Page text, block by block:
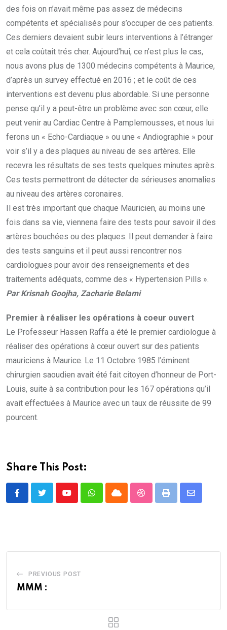
des fois on n’avait même pas assez de médecins
compétents et spécialisés pour s’occuper de ces patients.
Ces derniers devaient subir leurs interventions à l’étranger
et cela coûtait trés cher. Aujourd’hui, ce n’est plus le cas,
nous avons plus de 1300 médecins compétents à Maurice,
d’après un survey effectué en 2016 ; et le coût de ces
interventions est devenu plus abordable. Si une personne
pense qu’il y a peut-être un problème avec son cœur, elle
peut venir au Cardiac Centre à Pamplemousses, et nous lui
ferons un « Echo-Cardiaque » ou une « Andiographie » pour
voir s’il y a des plaques au niveau de ses artères. Elle
recevra les résultats de ses tests quelques minutes après.
Ces tests permettront de détecter de sérieuses anomalies
au niveau des artères coronaires.
Il est très important que chaque Mauricien, au moins une
fois dans sa vie, viennena faire des tests pour savoir il des
artères bouchées ou des plaques. Il peut demander à faire
des tests sanguins et il peut aussi rencontrer nos
cardiologues pour avoir des renseignements et des
traitements adéquats, comme des « Hypertension Pills ».
Par Krisnah Goojha, Zacharie Belami
Premier à réaliser les opérations à coeur ouvert
Le Professeur Hassen Raffa a été le premier cardiologue à
réaliser des opérations à cœur ouvert sur des patients
mauriciens à Maurice. Le 11 Octobre 1985 l’éminent
chirurgien saoudien avait été fait citoyen d’honneur de Port-
Louis, suite à sa contribution pour les 167 opérations qu’il
avait effectuées à Maurice avec un taux de réussite de 99
pourcent.
Share This Post:
YoutubeWhatsappCloud StumbleUpon
Print
Share
PREVIOUS POST
MMM :